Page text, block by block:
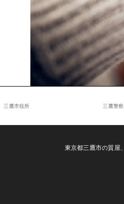
三鷹市役所 三鷹警
東京都三鷹市の質屋